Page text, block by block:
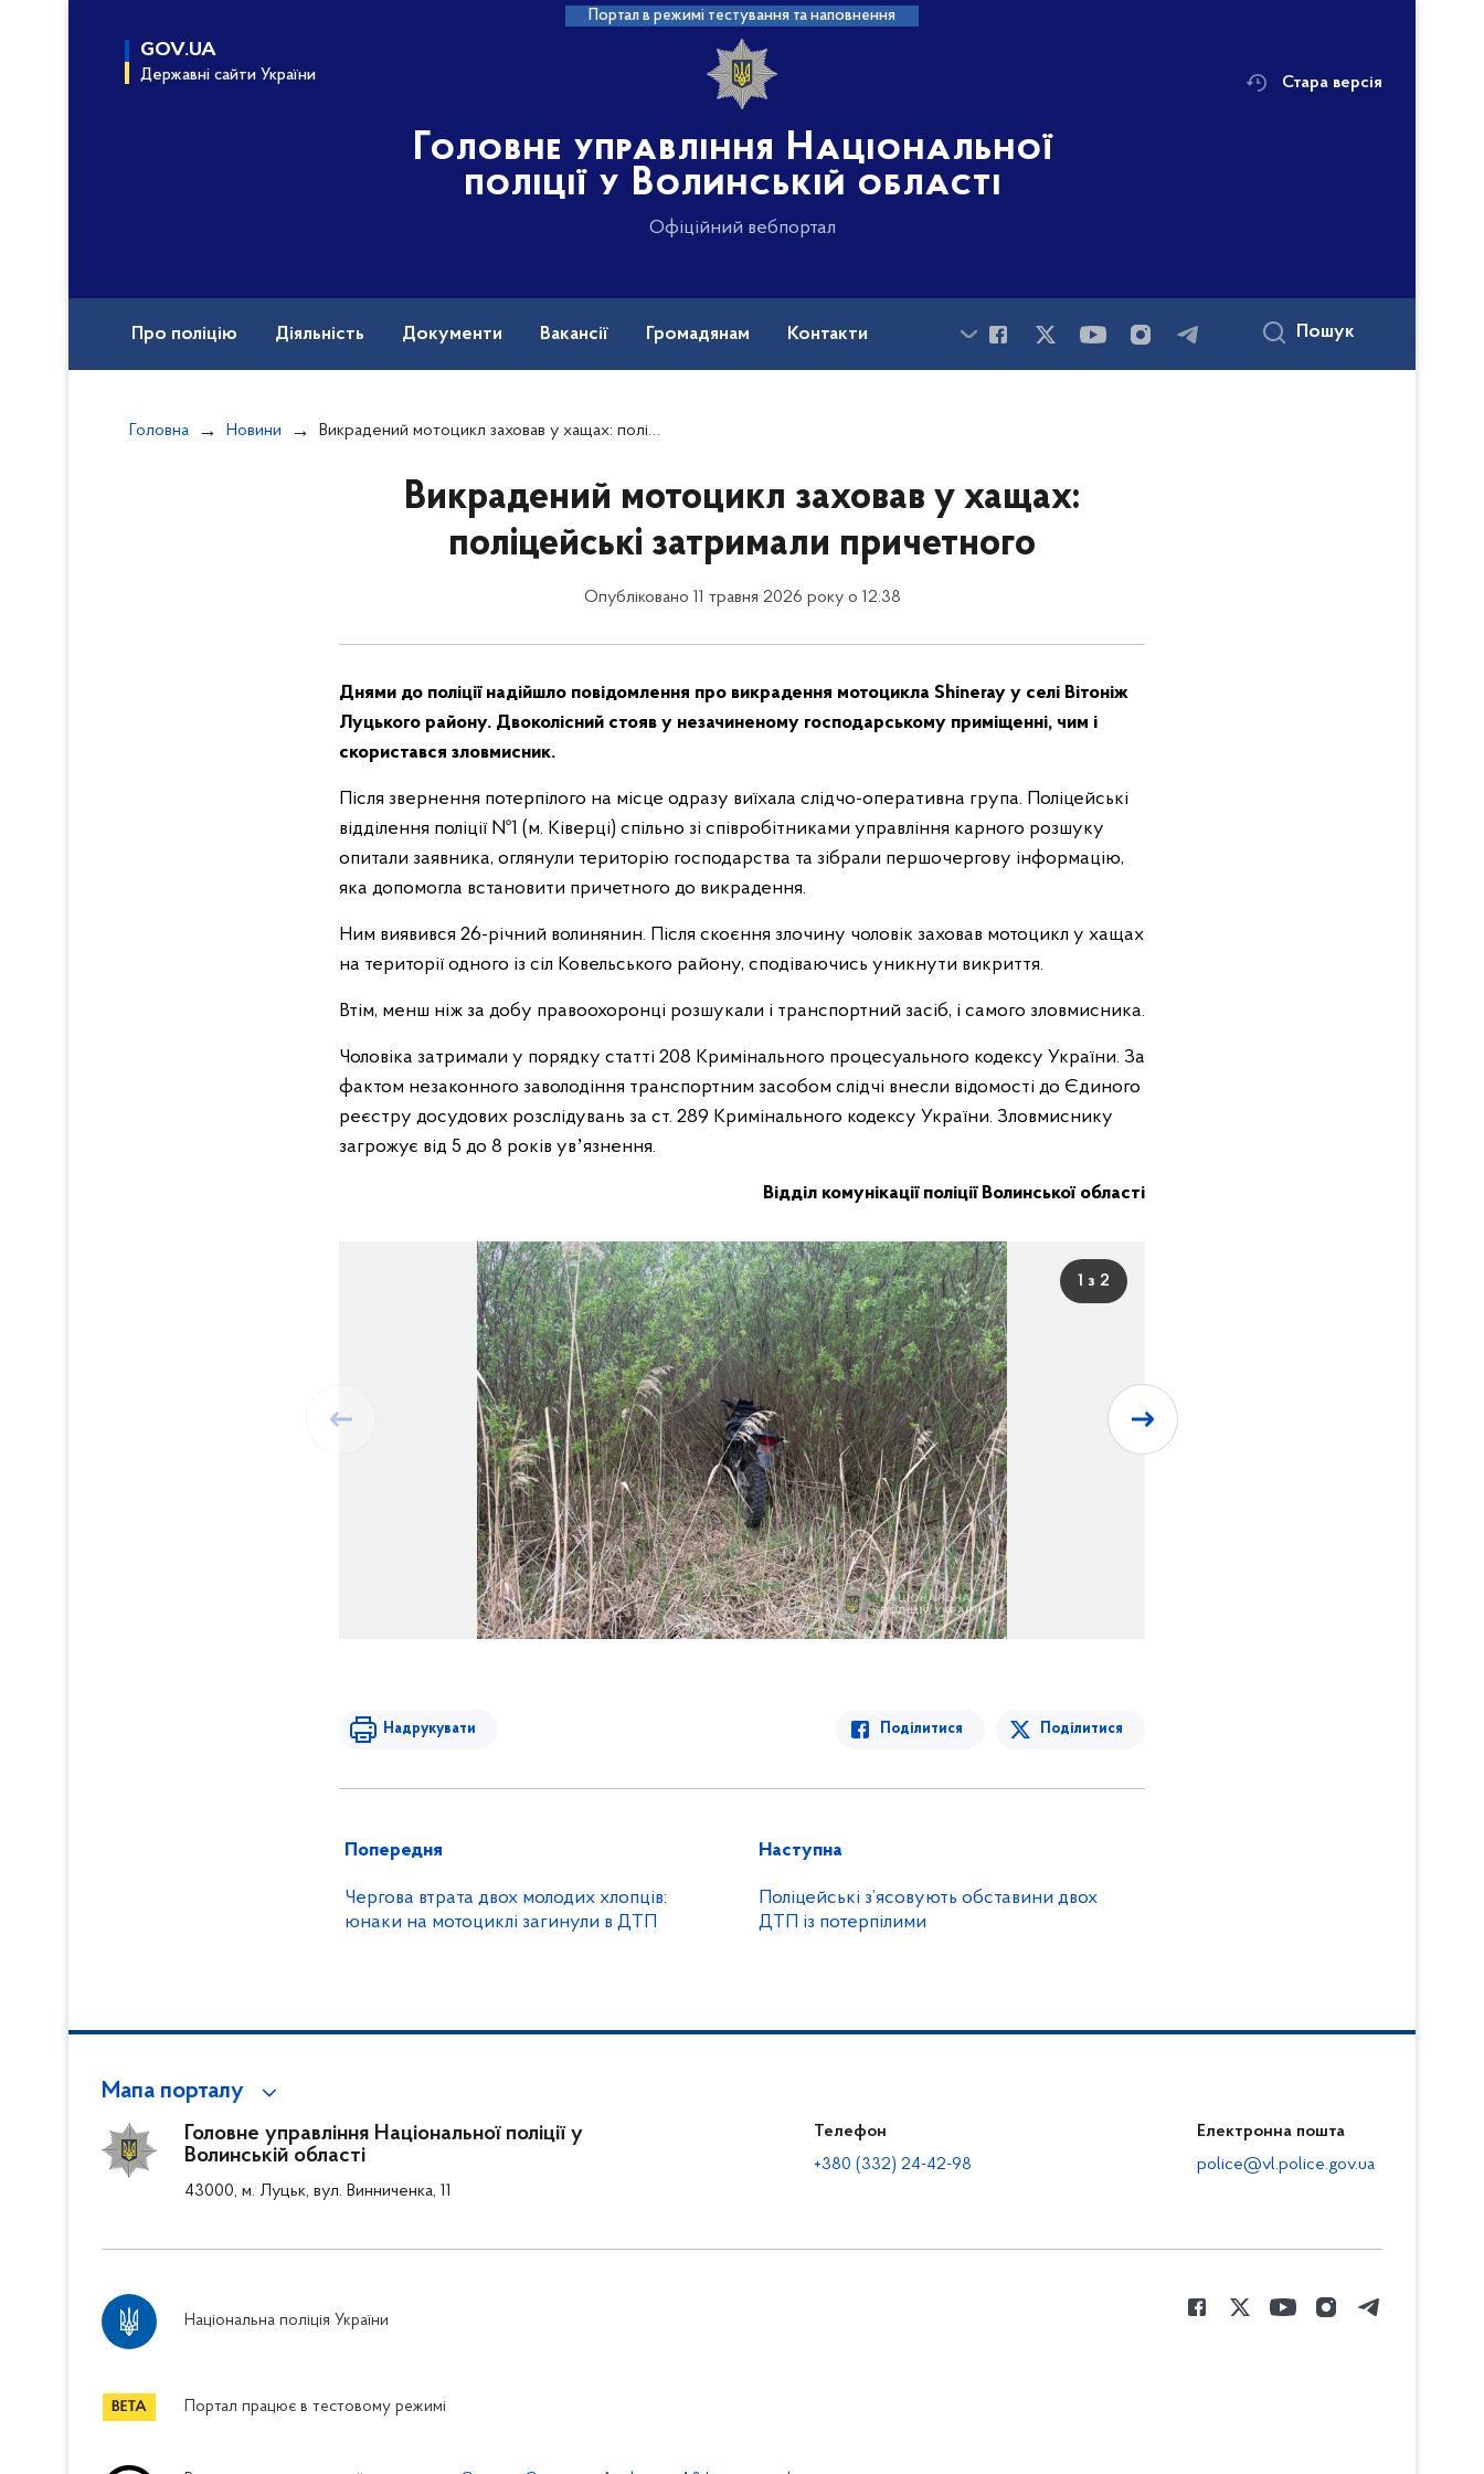
Портал в режимі тестування та наповнення
GOV.UA
Державні сайти України
Головне управління Національної
поліції у Волинській області
Офіційний вебпортал
Стара версія
Про поліцію Діяльність Документи Вакансії Громадянам Контакти Пошук
Головна Новини Викрадений мотоцикл заховав у хащах: поліцейські затримали причетного
Викрадений мотоцикл заховав у хащах:
поліцейські затримали причетного
Опубліковано 11 травня 2026 року о 12:38
Днями до поліції надійшло повідомлення про викрадення мотоцикла Shineray у селі Вітоніж
Луцького району. Двоколісний стояв у незачиненому господарському приміщенні, чим і
скористався зловмисник.
Після звернення потерпілого на місце одразу виїхала слідчо-оперативна група. Поліцейські
відділення поліції №1 (м. Ківерці) спільно зі співробітниками управління карного розшуку
опитали заявника, оглянули територію господарства та зібрали першочергову інформацію,
яка допомогла встановити причетного до викрадення.
Ним виявився 26-річний волинянин. Після скоєння злочину чоловік заховав мотоцикл у хащах
на території одного із сіл Ковельського району, сподіваючись уникнути викриття.
Втім, менш ніж за добу правоохоронці розшукали і транспортний засіб, і самого зловмисника.
Чоловіка затримали у порядку статті 208 Кримінального процесуального кодексу України. За
фактом незаконного заволодіння транспортним засобом слідчі внесли відомості до Єдиного
реєстру досудових розслідувань за ст. 289 Кримінального кодексу України. Зловмиснику
загрожує від 5 до 8 років увʼязнення.
Відділ комунікації поліції Волинської області
1 з 2
Надрукувати Поділитися Поділитися
Попередня
Чергова втрата двох молодих хлопців:
юнаки на мотоциклі загинули в ДТП
Наступна
Поліцейські з’ясовують обставини двох
ДТП із потерпілими
Мапа порталу
Головне управління Національної поліції у
Волинській області
43000, м. Луцьк, вул. Винниченка, 11
Телефон
+380 (332) 24-42-98
Електронна пошта
police@vl.police.gov.ua
Національна поліція України
Портал працює в тестовому режимі